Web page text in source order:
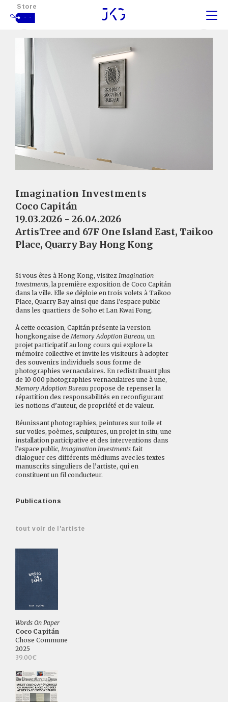
Store
- -
Imagination Investments
Coco Capitán
19.03.2026 - 26.04.2026
ArtisTree and 67F One Island East, Taikoo
Place, Quarry Bay Hong Kong
Si vous êtes à Hong Kong, visitez Imagination
Investments, la première exposition de Coco Capitán
dans la ville. Elle se déploie en trois volets à Taikoo
Place, Quarry Bay ainsi que dans l'espace public
dans les quartiers de Soho et Lan Kwai Fong.
À cette occasion, Capitán présente la version
hongkongaise de Memory Adoption Bureau, un
projet participatif au long cours qui explore la
mémoire collective et invite les visiteurs à adopter
des souvenirs individuels sous forme de
photographies vernaculaires. En redistribuant plus
de 10 000 photographies vernaculaires une à une,
Memory Adoption Bureau propose de repenser la
répartition des responsabilités en reconfigurant
les notions d’auteur, de propriété et de valeur.
Réunissant photographies, peintures sur toile et
sur voiles, poèmes, sculptures, un projet in situ, une
installation participative et des interventions dans
l’espace public, Imagination Investments fait
dialoguer ces différents médiums avec les textes
manuscrits singuliers de l’artiste, qui en
constituent un fil conducteur.
Publications
tout voir de l'artiste
Words On Paper
Coco Capitán
Chose Commune
2025
39.00€